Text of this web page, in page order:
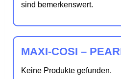
sind bemerkenswert.
MAXI-COSI –
Keine Produkte gefunden.